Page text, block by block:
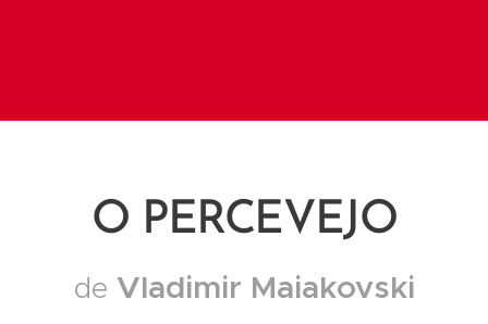
O PERCEVEJO
de Vladimir Maiakovski